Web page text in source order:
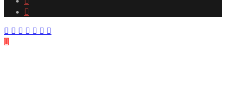
Facebook
Twitter
Messenger
Messenger
WhatsApp
Telegram
Back
to